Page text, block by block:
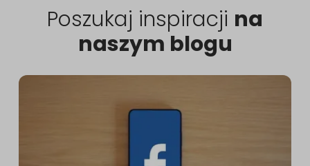
Poszukaj inspiracji na
naszym blogu